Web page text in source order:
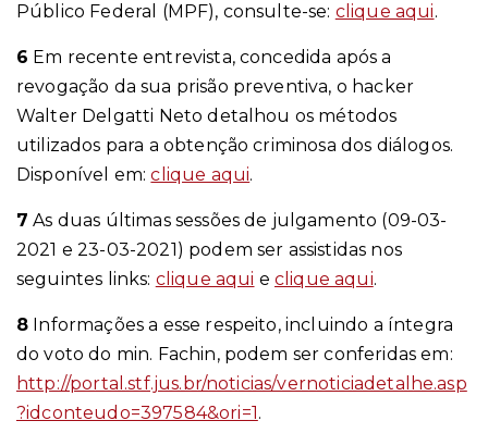
Público Federal (MPF), consulte-se: clique aqui.
6 Em recente entrevista, concedida após a
revogação da sua prisão preventiva, o hacker
Walter Delgatti Neto detalhou os métodos
utilizados para a obtenção criminosa dos diálogos.
Disponível em:clique aqui.
7 As duas últimas sessões de julgamento (09-03-
2021 e 23-03-2021) podem ser assistidas nos
seguintes links: clique aqui e clique aqui.
8 Informações a esse respeito, incluindo a íntegra
do voto do min. Fachin, podem ser conferidas em:
http://portal.stf.jus.br/noticias/vernoticiadetalhe.asp
?idconteudo=397584&ori=1 .